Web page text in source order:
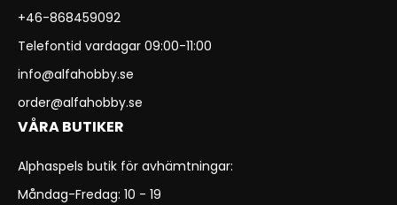
+46-868459092
Telefontid vardagar 09:00-11:00
info@alfahobby.se
order@alfahobby.se
VÅRA BUTIKER
Alphaspels butik för avhämtningar:
Måndag-Fredag: 10 - 19